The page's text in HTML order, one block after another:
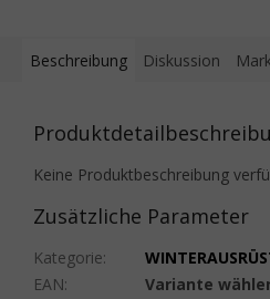
Beschreibung Diskussion
Keine Produktbeschreibung
Zusätzliche Parameter
Kategorie:
EAN:
Variante